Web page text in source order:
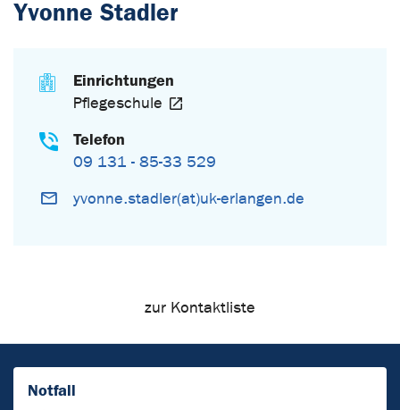
Yvonne Stadler
Einrichtungen
Pflegeschule
Telefon
09 131 - 85-33 529
yvonne.stadler(at)uk-erlangen.de
zur Kontaktliste
Notfall